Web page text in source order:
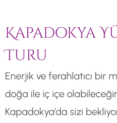
Kapadokya
Turu
Enerjik ve ferahlatıcı bir
doğa ile iç içe
Kapadokya’da sizi